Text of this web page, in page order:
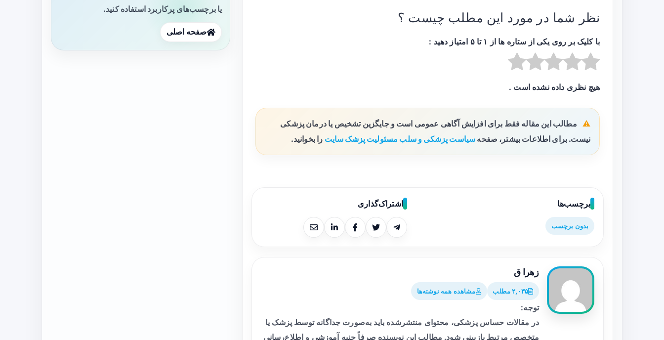
نظر شما در مورد این مطلب چیست ؟
با کلیک بر روی یکی از ستاره ها از ۱ تا ۵ امتیاز دهید :
هیچ نظری داده نشده است .
مطالب این مقاله فقط برای افزایش آگاهی عمومی است و جایگزین تشخیص یا درمان پزشکی
نیست. برای اطلاعات بیشتر، صفحه سیاست پزشکی و سلب مسئولیت پزشک سایت را بخوانید.
برچسب‌ها
بدون برچسب
اشتراک‌گذاری
زهرا ق
۲,۰۳۵ مطلب مشاهده همه نوشته‌ها
توجه:
در مقالات حساس پزشکی، محتوای منتشرشده باید به‌صورت جداگانه توسط پزشک یا
متخصص مرتبط بازبینی شود. مطالب این نویسنده صرفاً جنبه آموزشی و اطلاع‌رسانی
یا برچسب‌های پرکاربرد استفاده کنید.
صفحه اصلی